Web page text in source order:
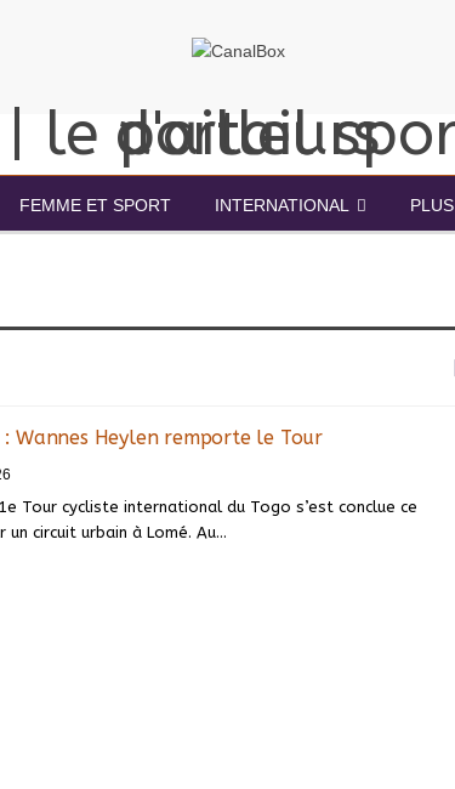
FEMME ET SPORT INTERNATIONAL PLUS
Wannes Heylen remporte le Tour
Tour cycliste international du Togo s’est conclue ce
un circuit urbain à Lomé. Au…